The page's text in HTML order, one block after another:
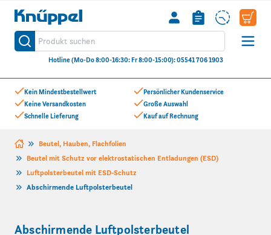
Kein Mindestbestellwert
Keine Versandkosten
Schnelle Lieferung
Persönlicher Kundenservice
Große Auswahl
Kauf auf Rechnung
Knüppel
Produkt suchen
Suche
Hotline (Mo-Do 8:00-16:30: Fr 8:00-15:00): 05541 706 1903
Zum Inhalt springen
Beutel, Hauben, Flachfolien
Beutel mit Schutz vor elektrostatischen Entladungen (ESD)
Luftpolsterbeutel mit ESD-Schutz
Abschirmende Luftpolsterbeutel
Abschirmende Luftpolsterbeutel